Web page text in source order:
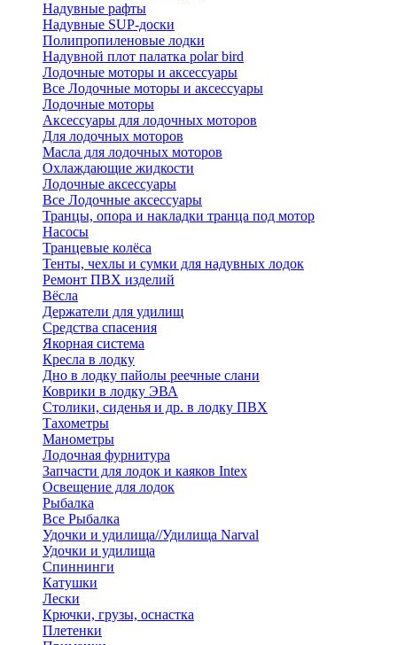
Надувные рафты
Надувные SUP-доски
Полипропиленовые лодки
Надувной плот палатка polar bird
Лодочные моторы и аксессуары
Все Лодочные моторы и аксессуары
Лодочные моторы
Аксессуары для лодочных моторов
Для лодочных моторов
Масла для лодочных моторов
Охлаждающие жидкости
Лодочные аксессуары
Все Лодочные аксессуары
Транцы, опора и накладки транца под мотор
Насосы
Транцевые колёса
Тенты, чехлы и сумки для надувных лодок
Ремонт ПВХ изделий
Вёсла
Держатели для удилищ
Средства спасения
Якорная система
Кресла в лодку
Дно в лодку пайолы реечные слани
Коврики в лодку ЭВА
Столики, сиденья и др. в лодку ПВХ
Тахометры
Манометры
Лодочная фурнитура
Запчасти для лодок и каяков Intex
Освещение для лодок
Рыбалка
Все Рыбалка
Удочки и удилища//Удилища Narval
Удочки и удилища
Спиннинги
Катушки
Лески
Крючки, грузы, оснастка
Плетенки